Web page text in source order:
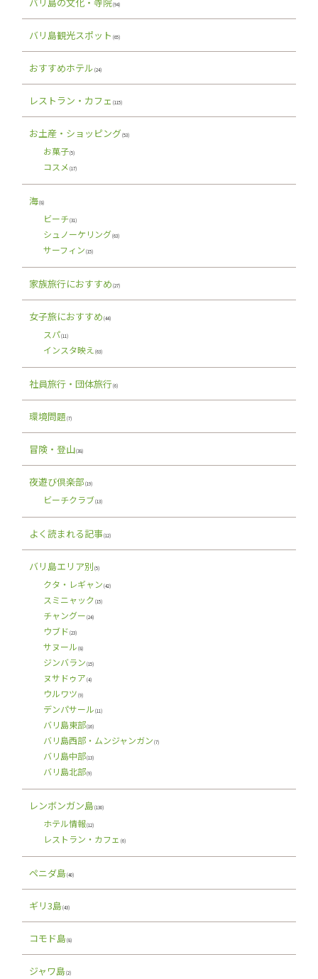
(94)
バリ島観光スポット (65)
おすすめホテル (24)
レストラン・カフェ (115)
お土産・ショッピング(53)
お菓子(5)
コスメ (17)
海(8)
ビーチ(31)
シュノーケリング(63)
サーフィン (15)
家族旅行におすすめ (27)
女子旅におすすめ (44)
スパ(11)
インスタ映え (63)
社員旅行・団体旅行(6)
環境問題 (7)
冒険・登山(38)
夜遊び倶楽部 (19)
ビーチクラブ(13)
よく読まれる記事(12)
バリ島エリア別 (5)
クタ・レギャン (42)
スミニャック (15)
チャングー (24)
ウブド (23)
サヌール (8)
ジンバラン (15)
ヌサドゥア (4)
ウルワツ (9)
デンパサール (11)
バリ島東部(16)
バリ島西部・ムンジャンガン (7)
バリ島中部(13)
バリ島北部(9)
レンボンガン島(130)
ホテル情報(12)
レストラン・カフェ (6)
ペニダ島(40)
ギリ3島(43)
コモド島(8)
ジャワ島(2)